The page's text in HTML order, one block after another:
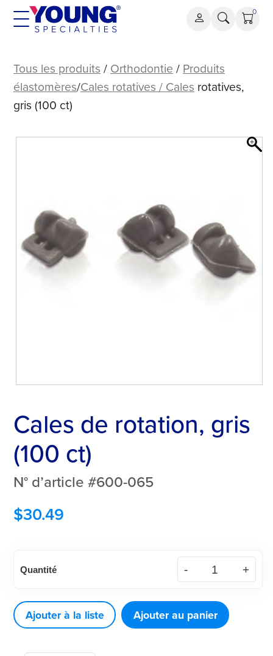
Aller
0
de
rotation,
gris
ct)
Tous les produits / Orthodontie / Produits
élastomères/Cales rotatives / Cales rotatives,
gris (100 ct)
Cales de rotation, gris
(100 ct)
N° d’article #600-065
$30.49
de
rotatives,
gris
(100
Quantité
Ajouter à la liste Ajouter au panier